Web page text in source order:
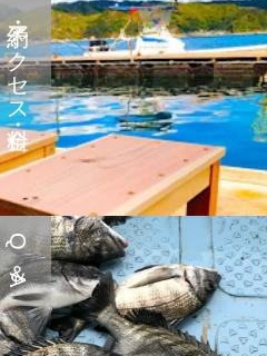
予約・アクセス・料金
Q＆A